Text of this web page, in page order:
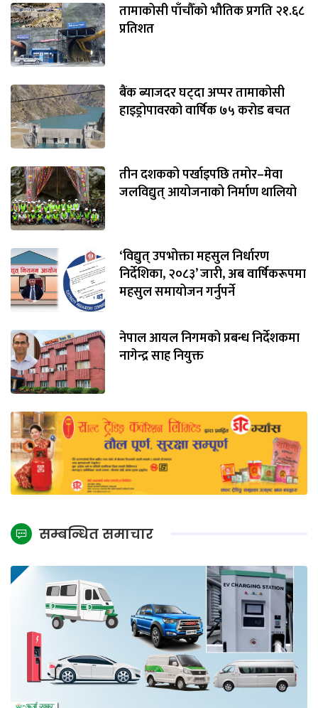
तामाकोसी पाँचौँको भौतिक प्रगति २१.६८
प्रतिशत
बैंक ब्याजदर घट्दा अप्पर तामाकोसी
हाइड्रोपावरको वार्षिक ७५ करोड बचत
तीन दशकको पर्खाइपछि तमोर–मेवा
जलविद्युत् आयोजनाको निर्माण थालियो
‘विद्युत् उपभोक्ता महसुल निर्धारण
निर्देशिका, २०८३’ जारी, अब वार्षिकरूपमा
महसुल समायोजन गर्नुपर्ने
नेपाल आयल निगमको प्रबन्ध निर्देशकमा
नागेन्द्र साह नियुक्त
सम्बन्धित समाचार